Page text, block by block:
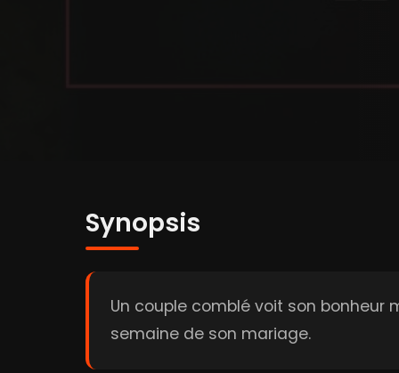
Synopsis
Un couple comblé voit son bonheur
semaine de son mariage.